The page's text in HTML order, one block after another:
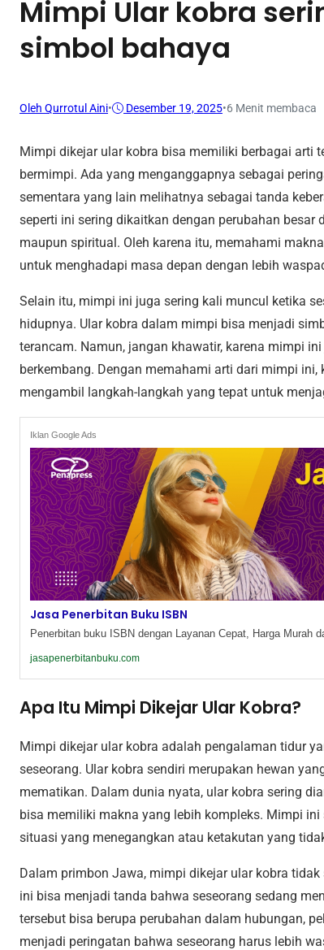
Mimpi Ular kobra
simbol bahaya
Oleh Qurrotul Aini• Desember 19, 2025•6 Menit membaca
Mimpi dikejar ular kobra bisa memiliki berbagai arti
bermimpi. Ada yang menganggapnya sebagai
sementara yang lain melihatnya sebagai tanda
seperti ini sering dikaitkan dengan perubahan
maupun spiritual. Oleh karena itu, memahami
untuk menghadapi masa depan dengan lebih
Selain itu, mimpi ini juga sering kali muncul ketika
hidupnya. Ular kobra dalam mimpi bisa menjadi
terancam. Namun, jangan khawatir, karena mimpi
berkembang. Dengan memahami arti dari mimpi
mengambil langkah-langkah yang tepat untuk
Iklan Google Ads
Jasa Penerbitan Buku ISBN
Penerbitan buku ISBN dengan Layanan Cepat, Harga Murah
jasapenerbitanbuku.com
Apa Itu Mimpi Dikejar Ular Kobra?
Mimpi dikejar ular kobra adalah pengalaman tidur
seseorang. Ular kobra sendiri merupakan hewan
mematikan. Dalam dunia nyata, ular kobra sering
bisa memiliki makna yang lebih kompleks. Mimpi
situasi yang menegangkan atau ketakutan yang
Dalam primbon Jawa, mimpi dikejar ular kobra
ini bisa menjadi tanda bahwa seseorang sedang
tersebut bisa berupa perubahan dalam hubungan,
menjadi peringatan bahwa seseorang harus lebih